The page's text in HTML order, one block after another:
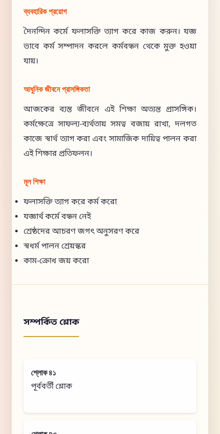
ব্যবহারিক প্রয়োগ
দৈনন্দিন কর্মে ফলাসক্তি ত্যাগ করে কাজ করুন। যজ্ঞ
ভাবে কর্ম সম্পাদন করলে কর্মবন্ধন থেকে মুক্ত হওয়া
যায়।
আধুনিক জীবনে প্রাসঙ্গিকতা
আজকের ব্যস্ত জীবনে এই শিক্ষা অত্যন্ত প্রাসঙ্গিক।
কর্মক্ষেত্রে সাফল্য-ব্যর্থতায় সমত্ব বজায় রাখা, দলগত
কাজে স্বার্থ ত্যাগ করা এবং সামাজিক দায়িত্ব পালন করা
এই শিক্ষার প্রতিফলন।
মূল শিক্ষা
ফলাসক্তি ত্যাগ করে কর্ম করো
যজ্ঞার্থ কর্মে বন্ধন নেই
শ্রেষ্ঠদের আচরণ জগৎ অনুসরণ করে
স্বধর্ম পালন শ্রেয়স্কর
কাম-ক্রোধ জয় করো
সম্পর্কিত শ্লোক
শ্লোক ৪১
পূর্ববর্তী শ্লোক